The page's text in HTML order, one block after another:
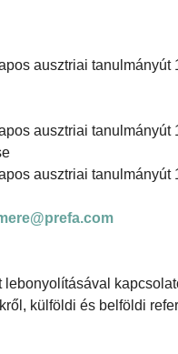
ausztriai tanulmányút
ausztriai tanulmányút
ausztriai tanulmányút
külföldi és belföldi